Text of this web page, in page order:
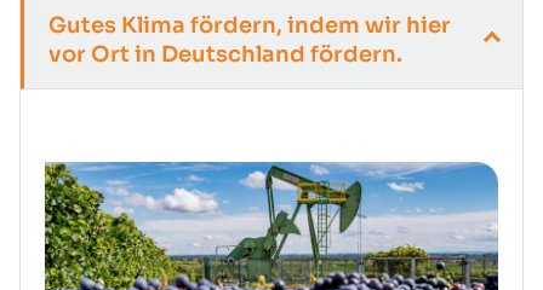
Gutes Klima fördern, indem wir hier
vor Ort in Deutschland fördern.